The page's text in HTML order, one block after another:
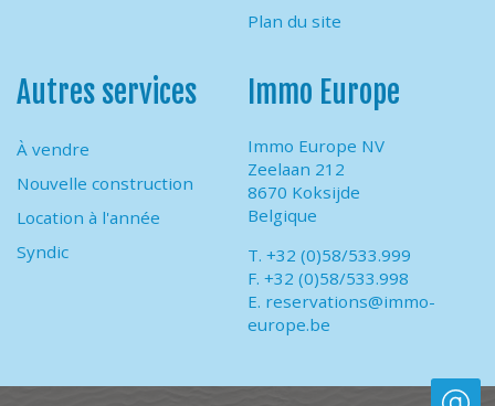
Plan du site
Autres services
À vendre
Nouvelle construction
Location à l'année
Syndic
Immo Europe
Immo Europe NV
Zeelaan 212
8670 Koksijde
Belgique
T. +32 (0)58/533.999
F. +32 (0)58/533.998
E. reservations@immo-
europe.be